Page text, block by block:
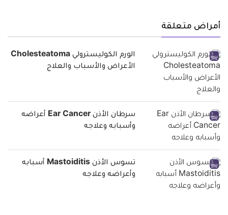
أمراض متعلقة
الورم الكوليسترولي Cholesteatoma
الأعراض والأسباب والعلاج
سرطان الأذن Ear Cancer أعراضه
وأسبابه وعلاجه
تسوس الأذن Mastoiditis أسبابه
وأعراضه وعلاجه